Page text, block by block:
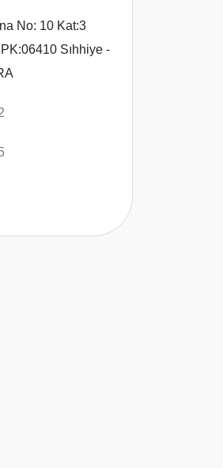
No: 10 Kat:3
Sıhhiye -